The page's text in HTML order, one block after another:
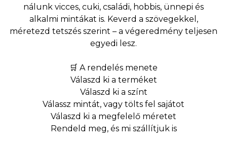
nálunk vicces, cuki, családi, hobbis, ünnepi és
alkalmi mintákat is. Keverd a szövegekkel,
méretezd tetszés szerint – a végeredmény teljesen
egyedi lesz.
🛒 A rendelés menete
Válaszd ki a terméket
Válaszd ki a színt
Válassz mintát, vagy tölts fel sajátot
Válaszd ki a megfelelő méretet
Rendeld meg, és mi szállítjuk is